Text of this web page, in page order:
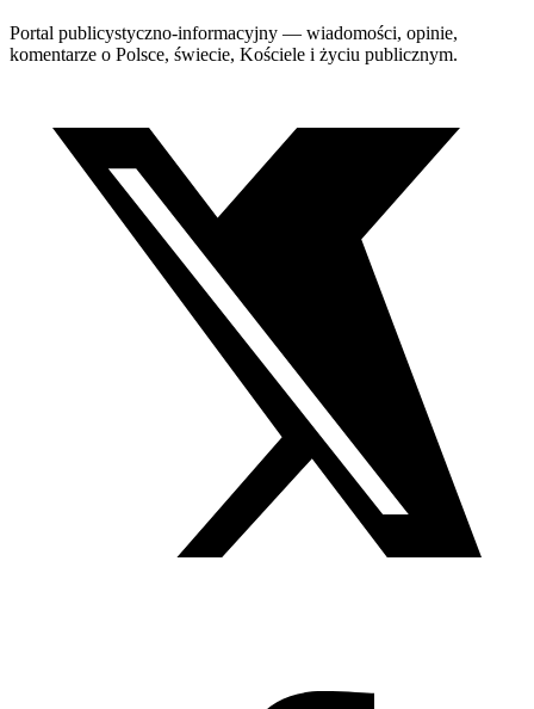
Portal publicystyczno-informacyjny — wiadomości, opinie,
komentarze o Polsce, świecie, Kościele i życiu publicznym.